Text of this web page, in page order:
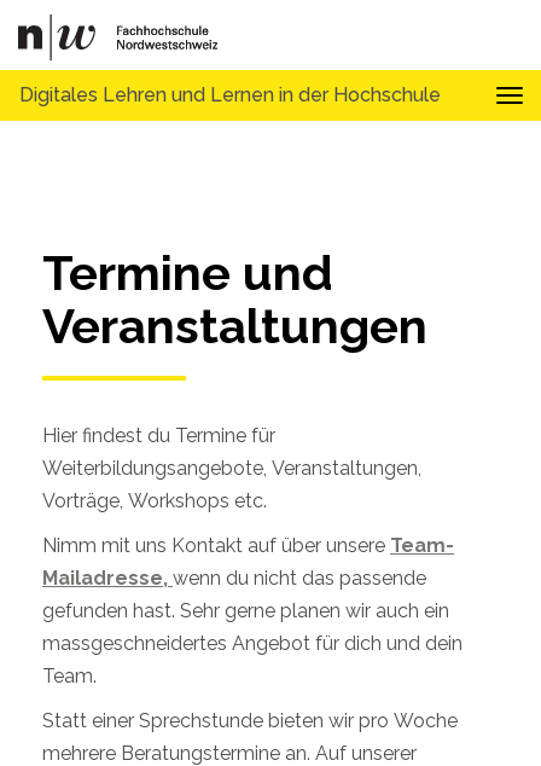
Digitales Lehren und Lernen in der Hochschule
Termine und
Veranstaltungen
Hier findest du Termine für
Weiterbildungsangebote, Veranstaltungen,
Vorträge, Workshops etc.
Nimm mit uns Kontakt auf über unsere Team-
Mailadresse, wenn du nicht das passende
gefunden hast. Sehr gerne planen wir auch ein
massgeschneidertes Angebot für dich und dein
Team.
Statt einer Sprechstunde bieten wir pro Woche
mehrere Beratungstermine an. Auf unserer